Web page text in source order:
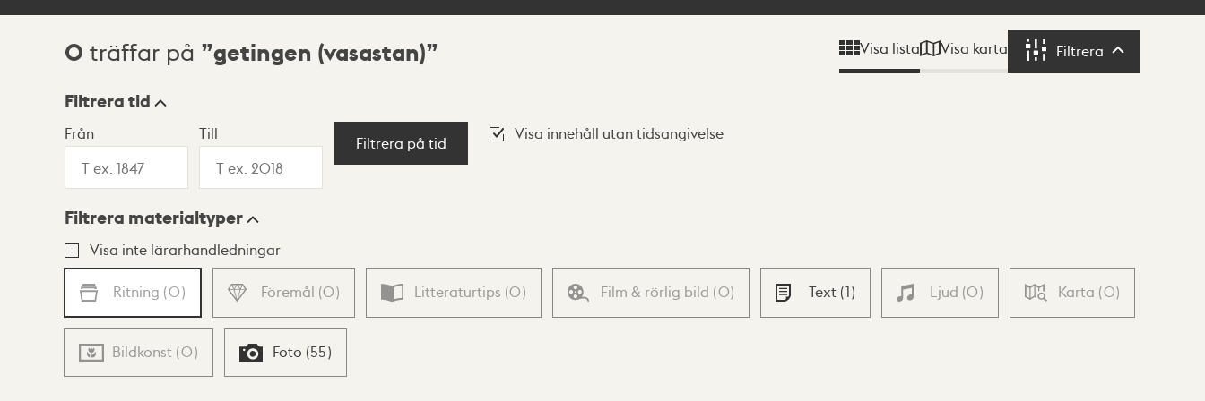
Sökresultat
0 träffar på getingen (vasastan) Visa lista Visa karta Filtrera Filtrera
Visningsläge
Lista Karta
Filtrera tid
Från Till
Filtrera på tid
Visa innehåll utan tidsangivelse
Filtrera materialtyper
Visa inte lärarhandledningar
Ritning (0) Föremål (0) Litteraturtips (0) Film & rörlig bild (0) Text (1) Ljud (0) Karta (0)
Bildkonst (0) Foto (55)